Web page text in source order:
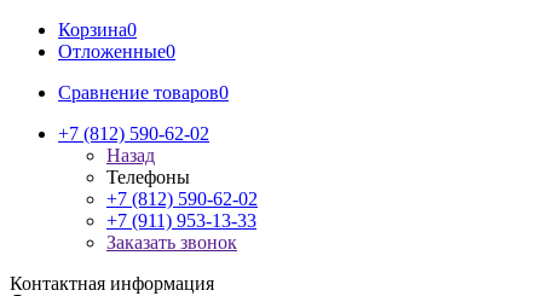
Корзина0
Отложенные0
Сравнение товаров0
+7 (812) 590-62-02
Назад
Телефоны
+7 (812) 590-62-02
+7 (911) 953-13-33
Заказать звонок
Контактная информация